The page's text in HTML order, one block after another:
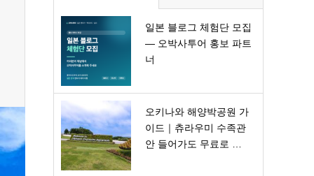
일본 블로그 체험단 모집
— 오박사투어 홍보 파트
너
오키나와 해양박공원 가
이드｜츄라우미 수족관
안 들어가도 무료로 …